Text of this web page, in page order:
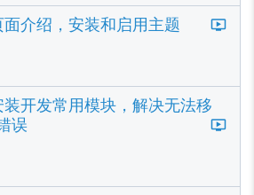
介绍，安装和启用主题
开发常用模块，解决无法移
误